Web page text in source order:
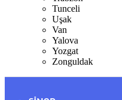
Tunceli
Uşak
Van
Yalova
Yozgat
Zonguldak